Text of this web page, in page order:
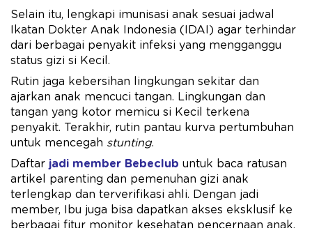
Selain itu, lengkapi imunisasi anak sesuai jadwal
Ikatan Dokter Anak Indonesia (IDAI) agar terhindar
dari berbagai penyakit infeksi yang mengganggu
status gizi si Kecil.
Rutin jaga kebersihan lingkungan sekitar dan
ajarkan anak mencuci tangan. Lingkungan dan
tangan yang kotor memicu si Kecil terkena
penyakit. Terakhir, rutin pantau kurva pertumbuhan
untuk mencegah stunting.
Daftar jadi member Bebeclub untuk baca ratusan
artikel parenting dan pemenuhan gizi anak
terlengkap dan terverifikasi ahli. Dengan jadi
member, Ibu juga bisa dapatkan akses eksklusif ke
berbagai fitur monitor kesehatan pencernaan anak,